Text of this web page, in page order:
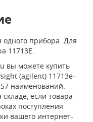
одного прибора. Для
11713E.
вы можете купить
(agilent) 11713e-
наименований.
если товара
поступления
вашего интернет-